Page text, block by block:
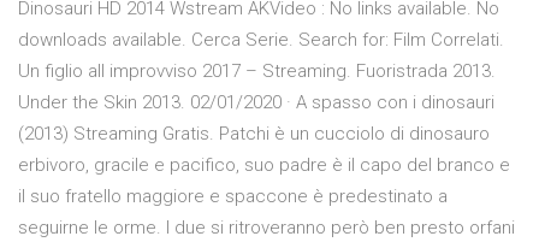
Dinosauri HD 2014 Wstream AKVideo : No links available. No
downloads available. Cerca Serie. Search for: Film Correlati.
Un figlio all improvviso 2017 – Streaming. Fuoristrada 2013.
Under the Skin 2013. 02/01/2020 · A spasso con i dinosauri
(2013) Streaming Gratis. Patchi è un cucciolo di dinosauro
erbivoro, gracile e pacifico, suo padre è il capo del branco e
il suo fratello maggiore e spaccone è predestinato a
seguirne le orme. I due si ritroveranno però ben presto orfani